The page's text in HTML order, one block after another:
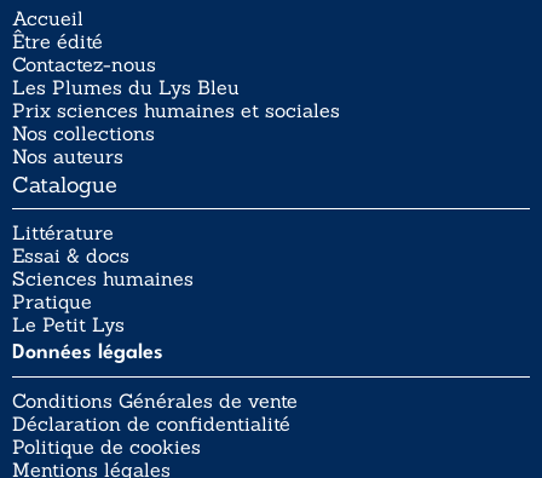
Accueil
Être édité
Contactez-nous
Les Plumes du Lys Bleu
Prix sciences humaines et sociales
Nos collections
Nos auteurs
Catalogue
Littérature
Essai & docs
Sciences humaines
Pratique
Le Petit Lys
Données légales
Conditions Générales de vente
Déclaration de confidentialité
Politique de cookies
Mentions légales